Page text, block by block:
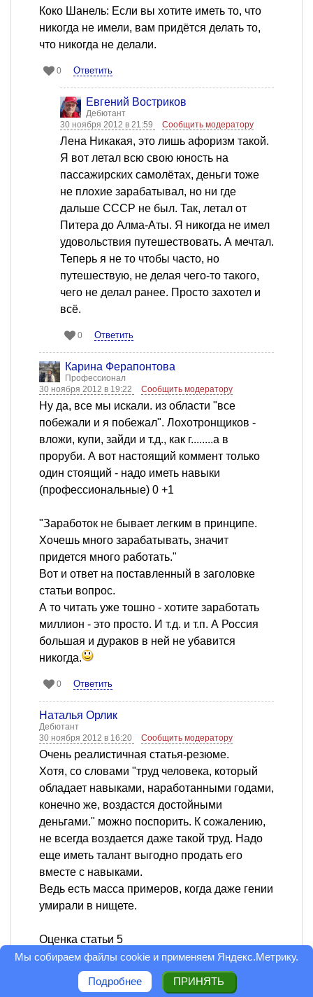
Коко Шанель: Если вы хотите иметь то, что
никогда не имели, вам придётся делать то,
что никогда не делали.
0 Ответить
Евгений Востриков
Дебютант
30 ноября 2012 в 21:59
Сообщить модератору
Лена Никакая, это лишь афоризм такой.
Я вот летал всю свою юность на
пассажирских самолётах, деньги тоже
не плохие зарабатывал, но ни где
дальше СССР не был. Так, летал от
Питера до Алма-Аты. Я никогда не имел
удовольствия путешествовать. А мечтал.
Теперь я не то чтобы часто, но
путешествую, не делая чего-то такого,
чего не делал ранее. Просто захотел и
всё.
0 Ответить
Карина Ферапонтова
Профессионал
30 ноября 2012 в 19:22
Сообщить модератору
Ну да, все мы искали. из области "все
побежали и я побежал". Лохотронщиков -
вложи, купи, зайди и т.д., как г........а в
проруби. А вот настоящий коммент только
один стоящий - надо иметь навыки
(профессиональные) 0 +1
"Заработок не бывает легким в принципе.
Хочешь много зарабатывать, значит
придется много работать."
Вот и ответ на поставленный в заголовке
статьи вопрос.
А то читать уже тошно - хотите заработать
миллион - это просто. И т.д. и т.п. А Россия
большая и дураков в ней не убавится
никогда.
0 Ответить
Наталья Орлик
Дебютант
30 ноября 2012 в 16:20
Сообщить модератору
Очень реалистичная статья-резюме.
Хотя, со словами "труд человека, который
обладает навыками, наработанными годами,
конечно же, воздастся достойными
деньгами." можно поспорить. К сожалению,
не всегда воздается даже такой труд. Надо
еще иметь талант выгодно продать его
вместе с навыками.
Ведь есть масса примеров, когда даже гении
умирали в нищете.
Оценка статьи 5
0 Ответить
Мы собираем файлы cookie и применяем Яндекс.Метрику.
Подробнее ПРИНЯТЬ